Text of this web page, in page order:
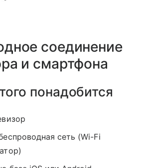
соединение
и смартфона
понадобится
сеть (Wi-Fi